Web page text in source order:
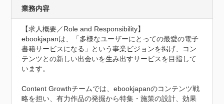
業務内容
【求人概要／Role and Responsibility】
ebookjapanは、「多様なユーザーにとっての最愛の電子
書籍サービスになる」という事業ビジョンを掲げ、コン
テンツとの新しい出会いを生み出すサービスを目指して
います。
Content Growthチームでは、ebookjapanのコンテンツ戦
略を担い、有力作品の発掘から特集・施策の設計、効果